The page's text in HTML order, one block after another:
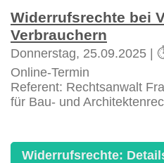
Widerrufsrechte bei
Verbrauchern
Donnerstag, 25.09.2025 |
Online-Termin
Referent: Rechtsanwalt
für Bau- und
Widerrufsrechte: